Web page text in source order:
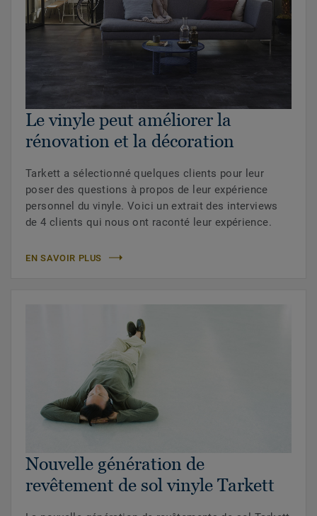
Le vinyle peut améliorer la
rénovation et la décoration
Tarkett a sélectionné quelques clients pour leur
poser des questions à propos de leur expérience
personnel du vinyle. Voici un extrait des interviews
de 4 clients qui nous ont raconté leur expérience.
EN SAVOIR PLUS
Nouvelle génération de
revêtement de sol vinyle Tarkett